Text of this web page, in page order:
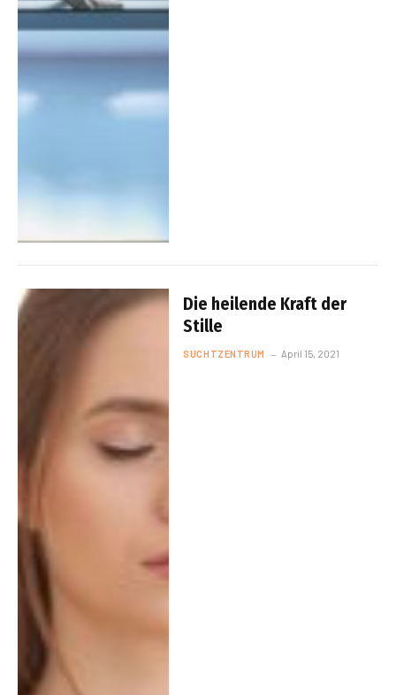
Die heilende Kraft der
Stille
SUCHTZENTRUM April 15, 2021